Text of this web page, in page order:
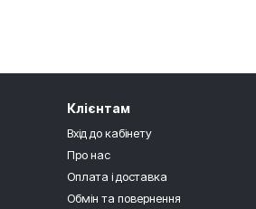
Клієнтам
Вхід до кабінету
Про нас
Оплата і доставка
Обмін та повернення